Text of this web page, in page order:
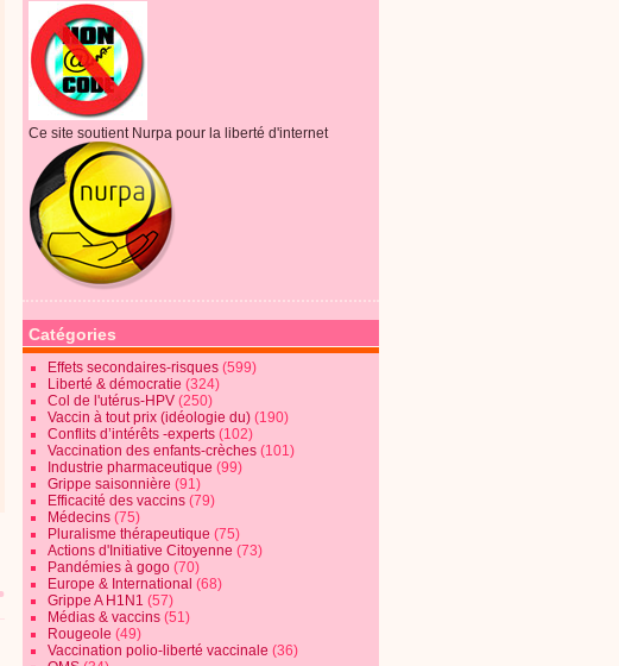
Ce site soutient Nurpa pour la liberté d'internet
Catégories
Effets secondaires-risques (599)
Liberté & démocratie (324)
Col de l'utérus-HPV (250)
Vaccin à tout prix (idéologie du) (190)
Conflits d’intérêts -experts (102)
Vaccination des enfants-crèches (101)
Industrie pharmaceutique (99)
Grippe saisonnière (91)
Efficacité des vaccins (79)
Médecins (75)
Pluralisme thérapeutique (75)
Actions d'Initiative Citoyenne (73)
Pandémies à gogo (70)
Europe & International (68)
Grippe A H1N1 (57)
Médias & vaccins (51)
Rougeole (49)
Vaccination polio-liberté vaccinale (36)